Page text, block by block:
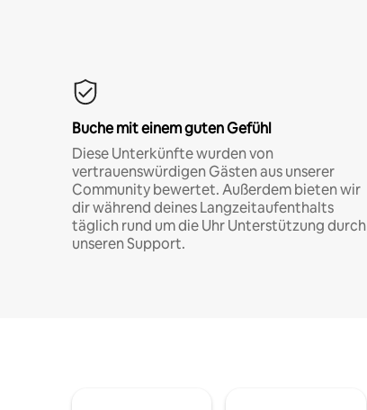
Buche mit einem guten Gefühl
Diese Unterkünfte wurden von
vertrauenswürdigen Gästen aus unserer
Community bewertet. Außerdem bieten wir
dir während deines Langzeitaufenthalts
täglich rund um die Uhr Unterstützung durch
unseren Support.